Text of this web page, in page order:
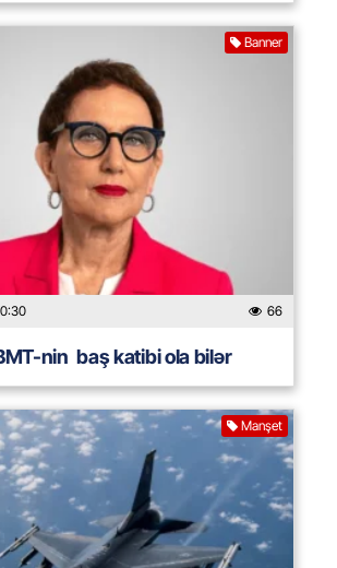
Banner
66
nin baş katibi ola bilər
Manşet